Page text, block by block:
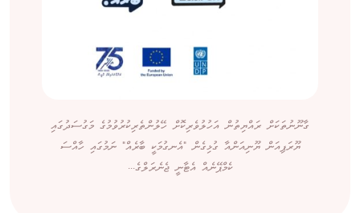
ގާނޫނުތަކަށް ރައްޔިތުން އަހުލުވެރިކޮށް ހޭލުންތެރިކުރުވުމުގެ މަގުސަދުގައި
ޔޫރަޕިއަން ޔޫނިއަންއާ ގުޅިގެން "އެނގުމަކީ ބާރެއް" ނަމުގައި ހާއްސަ
ކެމްޕޭނެއް އެޓާނީ ޖެނެރަލްގެ...